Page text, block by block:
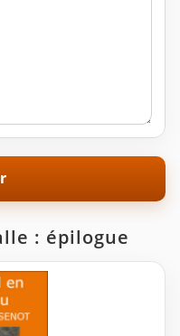
: épilogue